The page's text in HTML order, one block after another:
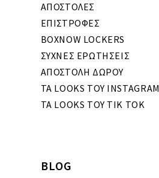
ΑΠΟΣΤΟΛΕΣ
ΕΠΙΣΤΡΟΦΕΣ
BOXNOW LOCKERS
ΣΥΧΝΕΣ ΕΡΩΤΗΣΕΙΣ
ΑΠΟΣΤΟΛΗ ΔΩΡΟΥ
ΤΑ LOOKS ΤΟΥ INSTAGRAM
ΤΑ LOOKS ΤΟΥ TIK TOK
BLOG